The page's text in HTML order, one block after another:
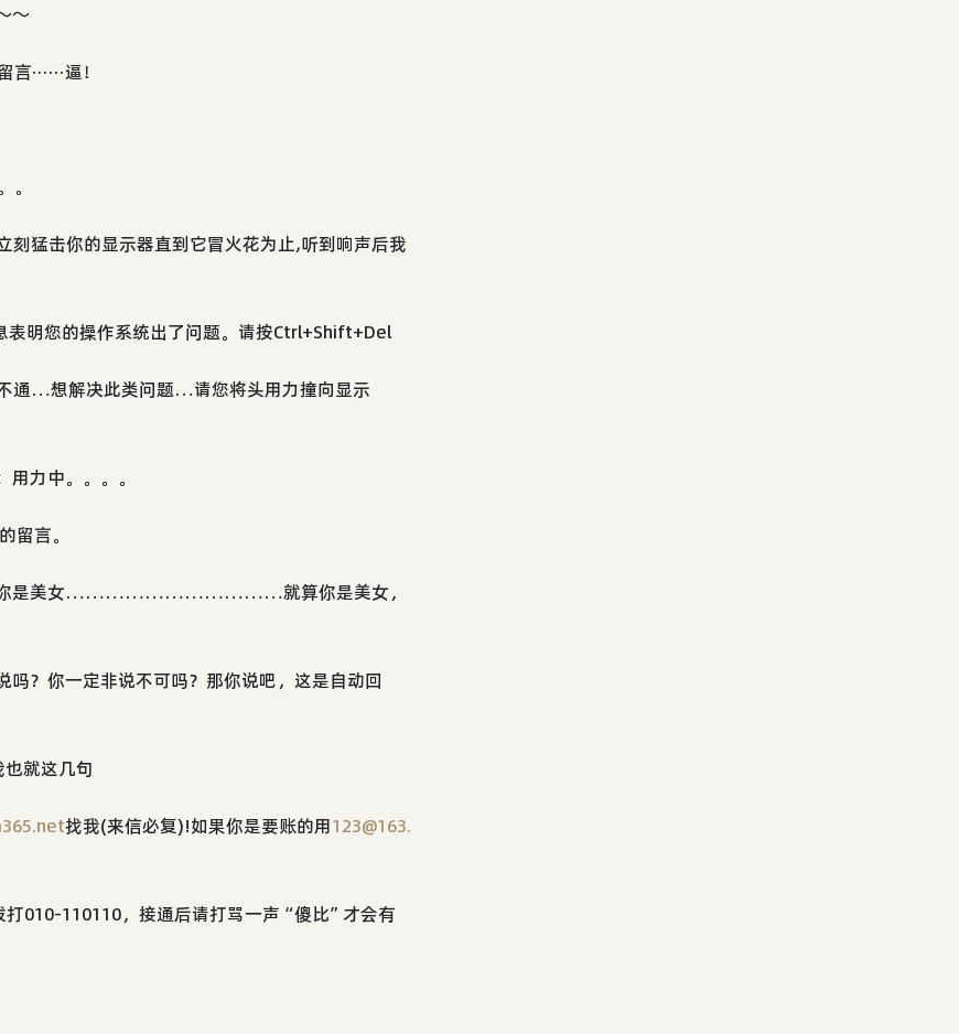
～
逼！
刻猛击你的显示器直到它冒火花为止,听到响声后我
表明您的操作系统出了问题。请按Ctrl+Shift+Del
通…想解决此类问题…请您将头用力撞向显示
力中。。。。
留言。
果你是美女……………………………就算你是美女，
？你一定非说不可吗？那你说吧，这是自动回
就这几句
找我(来信必复)!如果你是要账的用123@163.
010-110110，接通后请打骂一声“傻比”才会有